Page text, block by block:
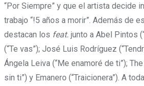
“Por Siempre” y que el artista decide
trabajo “!5 años a morir”. Además de
destacan los feat. junto a Abel Pintos
(“Te vas”); José Luis Rodríguez
Ángela Leiva (“Me enamoré de ti”);
sin ti”) y Emanero (“Traicionera”). A